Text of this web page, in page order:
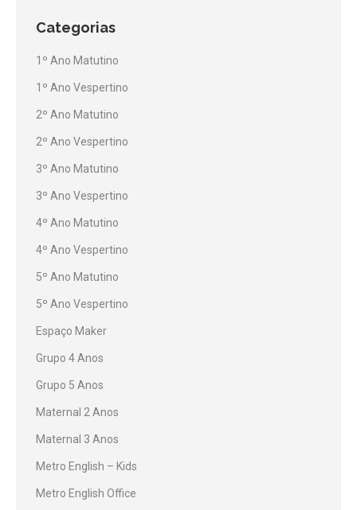
Categorias
1º Ano Matutino
1º Ano Vespertino
2º Ano Matutino
2º Ano Vespertino
3º Ano Matutino
3º Ano Vespertino
4º Ano Matutino
4º Ano Vespertino
5º Ano Matutino
5º Ano Vespertino
Espaço Maker
Grupo 4 Anos
Grupo 5 Anos
Maternal 2 Anos
Maternal 3 Anos
Metro English – Kids
Metro English Office